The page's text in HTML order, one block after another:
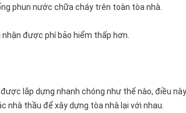
phun nước chữa cháy trên toàn tòa nhà.
được phí bảo hiểm thấp hơn.
lắp dựng nhanh chóng như thế nào, điều
nhà thầu để xây dựng tòa nhà lại với nhau.